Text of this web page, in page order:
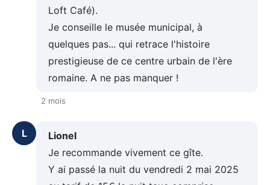
Loft Café).
Je conseille le musée municipal, à
quelques pas... qui retrace l'histoire
prestigieuse de ce centre urbain de l'ère
romaine. A ne pas manquer !
2 mois
L
Lionel
Je recommande vivement ce gîte.
Y ai passé la nuit du vendredi 2 mai 2025